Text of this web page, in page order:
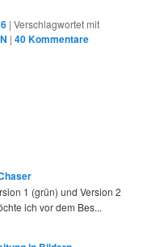
|Verschlagwortet mit
|40Kommentare
1 (grün) und Version 2
ich vor dem Bes...